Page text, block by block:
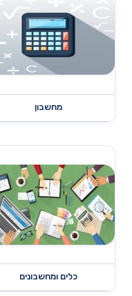
מחשבון
כלים ומחשבונים